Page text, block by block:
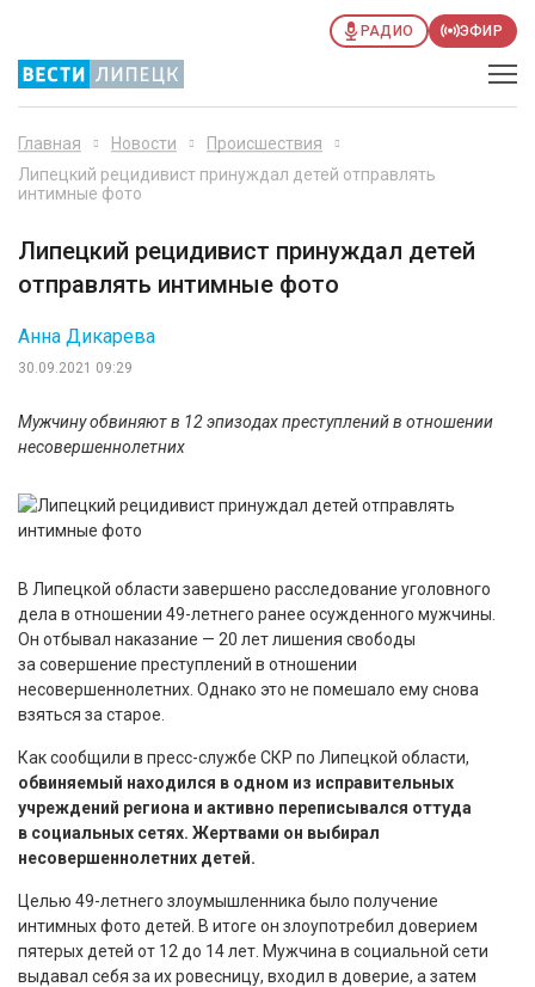
РАДИО ЭФИР
Главная Новости
Происшествия
Липецкий рецидивист принуждал детей отправлять
интимные фото
Липецкий рецидивист принуждал детей
отправлять интимные фото
30.09.2021 09:29
Анна Дикарева
Мужчину обвиняют в 12 эпизодах преступлений в отношении
несовершеннолетних
В Липецкой области завершено расследование уголовного
дела в отношении 49-летнего ранее осужденного мужчины.
Он отбывал наказание — 20 лет лишения свободы
за совершение преступлений в отношении
несовершеннолетних. Однако это не помешало ему снова
взяться за старое.
Как сообщили в пресс-службе СКР по Липецкой области,
обвиняемый находился в одном из исправительных
учреждений региона и активно переписывался оттуда
в социальных сетях. Жертвами он выбирал
несовершеннолетних детей.
Целью 49-летнего злоумышленника было получение
интимных фото детей. В итоге он злоупотребил доверием
пятерых детей от 12 до 14 лет. Мужчина в социальной сети
выдавал себя за их ровесницу, входил в доверие, а затем